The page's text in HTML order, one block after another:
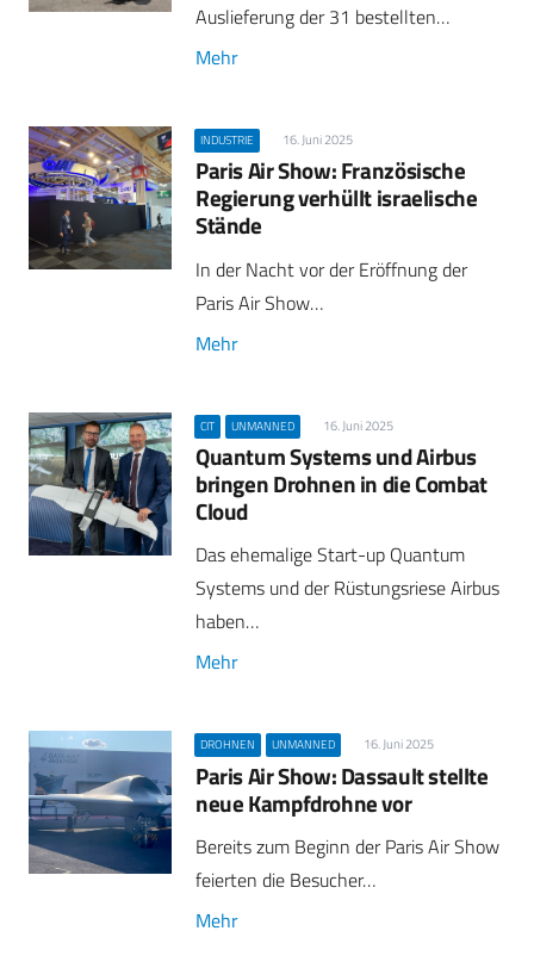
Auslieferung der 31 bestellten…
Mehr
INDUSTRIE 16. Juni 2025
Paris Air Show: Französische
Regierung verhüllt israelische
Stände
In der Nacht vor der Eröffnung der
Paris Air Show…
Mehr
CIT UNMANNED 16. Juni 2025
Quantum Systems und Airbus
bringen Drohnen in die Combat
Cloud
Das ehemalige Start-up Quantum
Systems und der Rüstungsriese Airbus
haben…
Mehr
DROHNEN UNMANNED 16. Juni 2025
Paris Air Show: Dassault stellte
neue Kampfdrohne vor
Bereits zum Beginn der Paris Air Show
feierten die Besucher…
Mehr